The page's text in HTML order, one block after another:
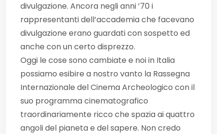
divulgazione. Ancora negli anni ’70 i
rappresentanti dell’accademia che facevano
divulgazione erano guardati con sospetto ed
anche con un certo disprezzo.
Oggi le cose sono cambiate e noi in Italia
possiamo esibire a nostro vanto la Rassegna
Internazionale del Cinema Archeologico con il
suo programma cinematografico
traordinariamente ricco che spazia ai quattro
angoli del pianeta e del sapere. Non credo